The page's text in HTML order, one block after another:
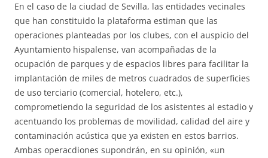
En el caso de la ciudad de Sevilla, las entidades vecinales
que han constituido la plataforma estiman que las
operaciones planteadas por los clubes, con el auspicio del
Ayuntamiento hispalense, van acompañadas de la
ocupación de parques y de espacios libres para facilitar la
implantación de miles de metros cuadrados de superficies
de uso terciario (comercial, hotelero, etc.),
comprometiendo la seguridad de los asistentes al estadio y
acentuando los problemas de movilidad, calidad del aire y
contaminación acústica que ya existen en estos barrios.
Ambas operacdiones supondrán, en su opinión, «un